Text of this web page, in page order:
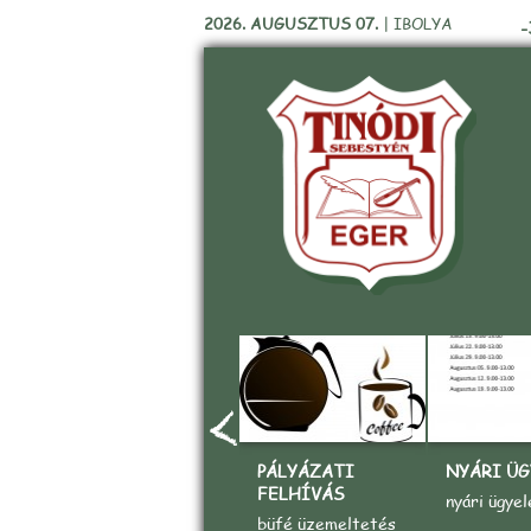
2026. AUGUSZTUS 07. | IBOLYA -
PÁLYÁZATI
FELHÍVÁS
büfé üzemeltetés
NYÁRI
nyári